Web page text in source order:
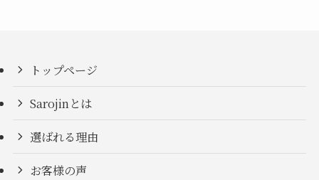
トップページ
Sarojinとは
選ばれる理由
お客様の声